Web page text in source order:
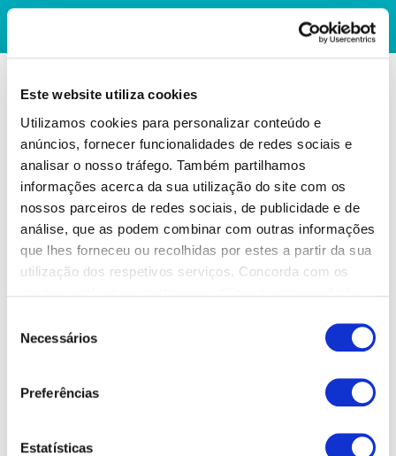
Este website utiliza cookies
Utilizamos cookies para personalizar conteúdo e
anúncios, fornecer funcionalidades de redes sociais e
analisar o nosso tráfego. Também partilhamos
informações acerca da sua utilização do site com os
nossos parceiros de redes sociais, de publicidade e de
análise, que as podem combinar com outras informações
que lhes forneceu ou recolhidas por estes a partir da sua
utilização dos respetivos serviços. Concorda com os
Necessários
Preferências
Estatísticas